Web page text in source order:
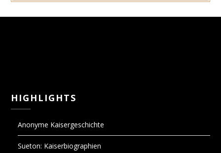
HIGHLIGHTS
Anonyme Kaisergeschichte
Sueton: Kaiserbiographien